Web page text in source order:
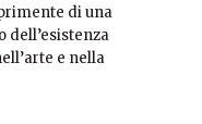
di una
dell’esistenza
e nella